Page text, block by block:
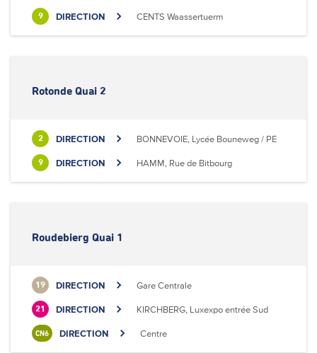
9 DIRECTION CENTS Waassertuerm
Rotonde Quai 2
2 DIRECTION BONNEVOIE, Lycée Bouneweg / PE
9 DIRECTION HAMM, Rue de Bitbourg
Roudebierg Quai 1
19 DIRECTION Gare Centrale
21 DIRECTION KIRCHBERG, Luxexpo entrée Sud
CN6 DIRECTION Centre